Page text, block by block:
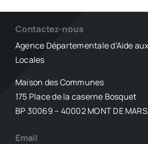
Contactez-nous
Agence Départementale d’Aide
Locales
Maison des Communes
175 Place de la caserne Bosquet
BP 30069 – 40002 MONT DE
Email